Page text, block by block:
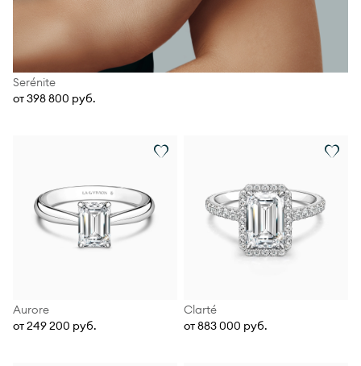
Serénite
от 398 800 руб.
Aurore
от 249 200 руб.
Clarté
от 883 000 руб.